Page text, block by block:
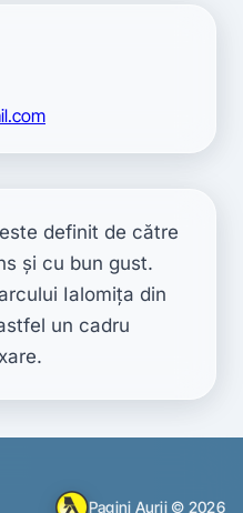
definit de către
şi cu bun gust.
Ialomiţa din
un cadru
Pagini Aurii © 2026